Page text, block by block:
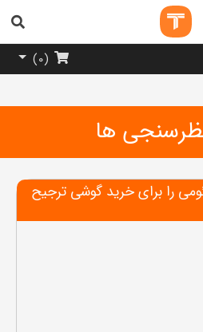
(
0
)
ها
را برای خرید گوشی ترجیح